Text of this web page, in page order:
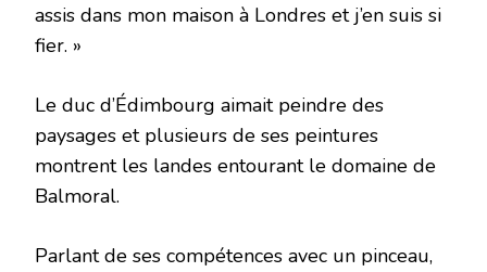
assis dans mon maison à Londres et j’en suis si
fier. »
Le duc d’Édimbourg aimait peindre des
paysages et plusieurs de ses peintures
montrent les landes entourant le domaine de
Balmoral.
Parlant de ses compétences avec un pinceau,